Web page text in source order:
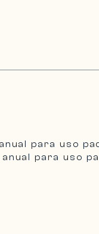
para uso
para uso